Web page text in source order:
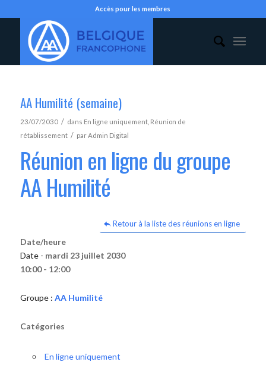
Accès pour les membres
AA Humilité (semaine)
23/07/2030 / dans En ligne uniquement, Réunion de
rétablissement / parAdmin Digital
Réunion en ligne du groupe
AA Humilité
Retour à la liste des réunions en ligne
Date/heure
Date - mardi 23 juillet 2030
10:00 - 12:00
Groupe : AA Humilité
Catégories
En ligne uniquement